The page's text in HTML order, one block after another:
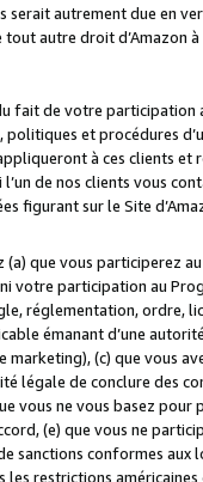
serait autrement due en
tout autre droit
fait de votre
et procédures
à ces clients
de nos clients vous
figurant sur le Site
(a) que vous participerez
votre participation au
réglementation, ordre,
émanant d’une
(c) que vous
légale de conclure des
vous ne vous basez
(e) que vous ne
sanctions conformes
restrictions